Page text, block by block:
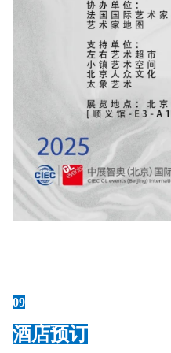
09
酒店预订